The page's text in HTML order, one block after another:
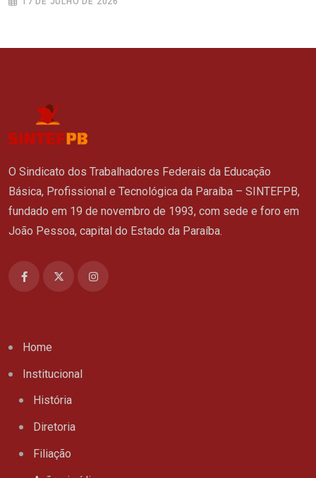
O Sindicato dos Trabalhadores Federais da Educação
Básica, Profissional e Tecnológica da Paraíba – SINTEFPB,
fundado em 19 de novembro de 1993, com sede e foro em
João Pessoa, capital do Estado da Paraíba.
Home
Institucional
História
Diretoria
Filiação